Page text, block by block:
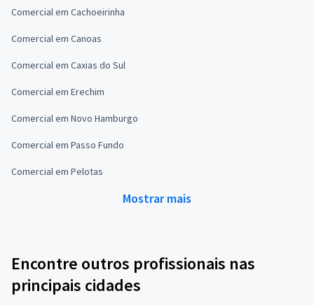
Comercial em Cachoeirinha
Comercial em Canoas
Comercial em Caxias do Sul
Comercial em Erechim
Comercial em Novo Hamburgo
Comercial em Passo Fundo
Comercial em Pelotas
Mostrar mais
Encontre outros profissionais nas
principais cidades